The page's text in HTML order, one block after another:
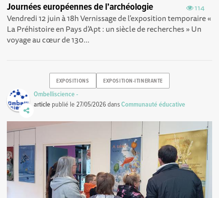
114
Journées européennes de l’archéologie
Vendredi 12 juin à 18h Vernissage de l’exposition temporaire «
La Préhistoire en Pays d’Apt : un siècle de recherches » Un
voyage au cœur de 130...
EXPOSITIONS EXPOSITION-ITINERANTE
Ombelliscience -
article publié le27/05/2026dansCommunauté éducative